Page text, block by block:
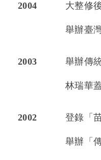
2004 大整修
舉辦臺
2003 舉辦傳
林瑞華
2002 登錄「
舉辦「